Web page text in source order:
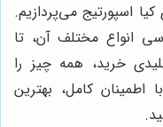
اسپورتیج می‌پردازیم.
انواع مختلف آن، تا
خرید، همه چیز را
اطمینان کامل، بهترین